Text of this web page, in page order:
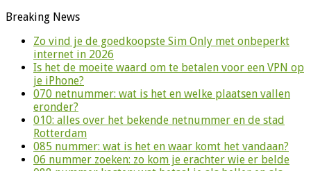
Breaking News
Zo vind je de goedkoopste Sim Only met onbeperkt
internet in 2026
Is het de moeite waard om te betalen voor een VPN op
je iPhone?
070 netnummer: wat is het en welke plaatsen vallen
eronder?
010: alles over het bekende netnummer en de stad
Rotterdam
085 nummer: wat is het en waar komt het vandaan?
06 nummer zoeken: zo kom je erachter wie er belde